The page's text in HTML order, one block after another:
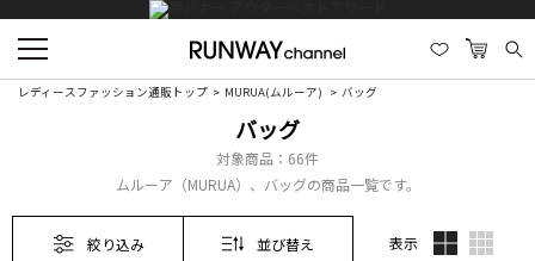
レディースファッション通販トップ MURUA(ムルーア) バッグ
バッグ
対象商品： 66件
ムルーア（MURUA）、バッグの商品一覧です。
絞り込み 並び替え 表示